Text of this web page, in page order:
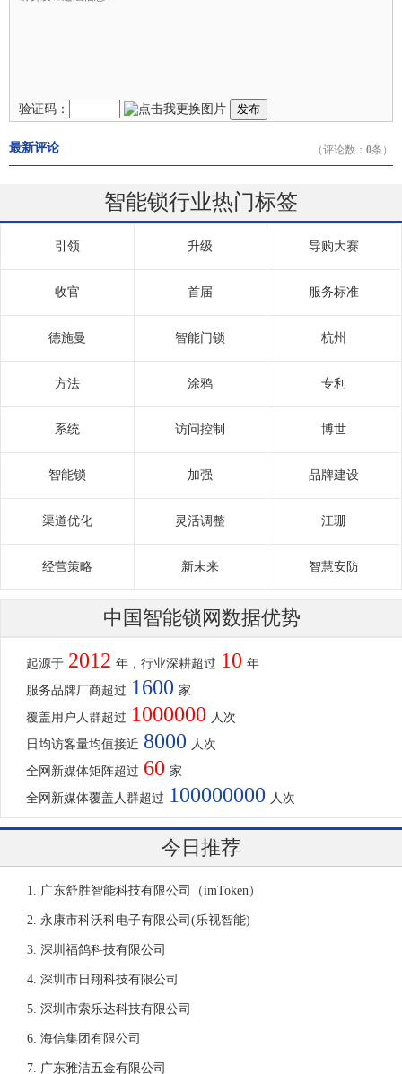
验证码： 发布
最新评论 （评论数： 0条）
智能锁行业热门标签
引领 升级 导购大赛
收官 首届 服务标准
德施曼 智能门锁 杭州
方法 涂鸦 专利
系统 访问控制 博世
智能锁 加强 品牌建设
渠道优化 灵活调整 江珊
经营策略 新未来 智慧安防
中国智能锁网数据优势
起源于 2012 年，行业深耕超过 10 年
服务品牌厂商超过 1600 家
覆盖用户人群超过 1000000 人次
日均访客量均值接近 8000 人次
全网新媒体矩阵超过 60 家
全网新媒体覆盖人群超过 100000000 人次
今日推荐
广东舒胜智能科技有限公司（imToken）
永康市科沃科电子有限公司(乐视智能)
深圳福鸽科技有限公司
深圳市日翔科技有限公司
深圳市索乐达科技有限公司
海信集团有限公司
广东雅洁五金有限公司